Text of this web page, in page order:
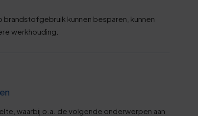
kunnen besparen, kunnen
werkhouding.
waarbij o.a. de volgende onderwerpen aan